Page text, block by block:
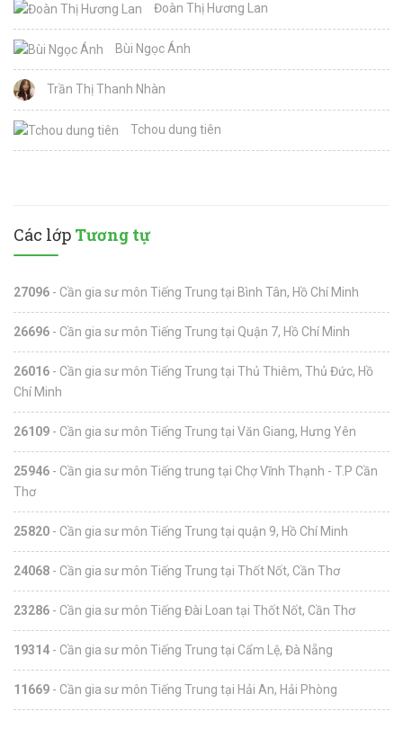
Đoàn Thị Hương Lan
Bùi Ngọc Ánh
Trần Thị Thanh Nhàn
Tchou dung tiên
Các lớp Tương tự
27096 - Cần gia sư môn Tiếng Trung tại Bình Tân, Hồ Chí Minh
26696 - Cần gia sư môn Tiếng Trung tại Quận 7, Hồ Chí Minh
26016 - Cần gia sư môn Tiếng Trung tại Thủ Thiêm, Thủ Đức, Hồ
Chí Minh
26109 - Cần gia sư môn Tiếng Trung tại Văn Giang, Hưng Yên
25946 - Cần gia sư môn Tiếng trung tại Chợ Vĩnh Thạnh - T.P Cần
Thơ
25820 - Cần gia sư môn Tiếng Trung tại quận 9, Hồ Chí Minh
24068 - Cần gia sư môn Tiếng Trung tại Thốt Nốt, Cần Thơ
23286 - Cần gia sư môn Tiếng Đài Loan tại Thốt Nốt, Cần Thơ
19314 - Cần gia sư môn Tiếng Trung tại Cẩm Lệ, Đà Nẵng
11669 - Cần gia sư môn Tiếng Trung tại Hải An, Hải Phòng